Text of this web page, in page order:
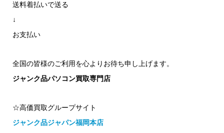
送料着払いで送る
↓
お支払い
全国の皆様のご利用を心よりお待ち申し上げます。
ジャンク品パソコン買取専門店
☆高価買取グループサイト
ジャンク品ジャパン福岡本店